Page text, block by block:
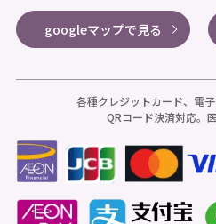
googleマップで見る
各種クレジットカード、電子
QRコード決済対応。